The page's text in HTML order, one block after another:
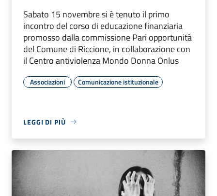
Sabato 15 novembre si è tenuto il primo
incontro del corso di educazione finanziaria
promosso dalla commissione Pari opportunità
del Comune di Riccione, in collaborazione con
il Centro antiviolenza Mondo Donna Onlus
Associazioni Comunicazione istituzionale
LEGGI DI PIÙ